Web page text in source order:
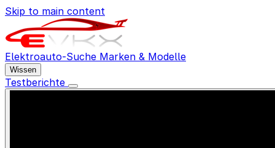
Skip to main content
Elektroauto-Suche Marken & Modelle
Wissen
Testberichte